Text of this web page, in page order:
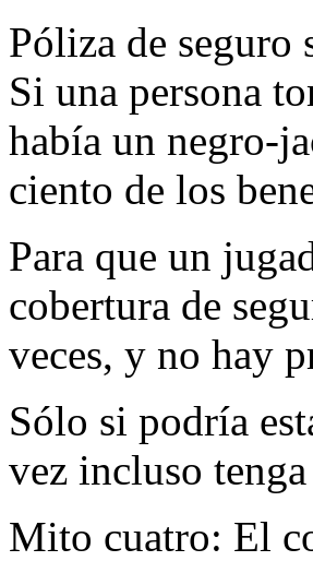
Póliza de seguro
Si una persona
había un negro-
ciento de los
Para que un
cobertura de
veces, y no hay
Sólo si podría
vez incluso
Mito cuatro: El